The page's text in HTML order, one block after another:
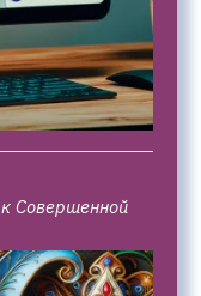
Совершенной